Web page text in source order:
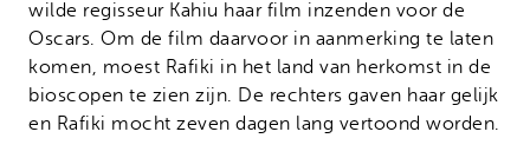
wilde regisseur Kahiu haar film inzenden voor de
Oscars. Om de film daarvoor in aanmerking te laten
komen, moest Rafiki in het land van herkomst in de
bioscopen te zien zijn. De rechters gaven haar gelijk
en Rafiki mocht zeven dagen lang vertoond worden.